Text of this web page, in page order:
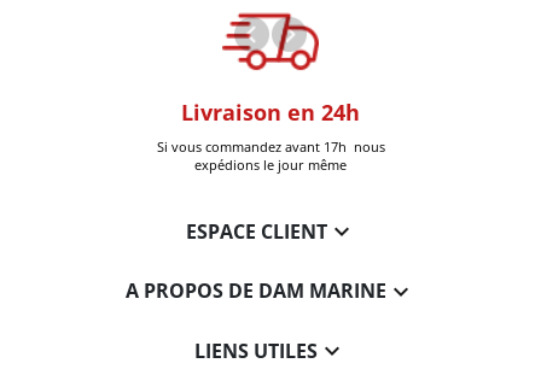
Livraison en 24h
Si vous commandez avant 17h nous
expédions le jour même
ESPACE CLIENT
A PROPOS DE DAM MARINE 
LIENS UTILES 